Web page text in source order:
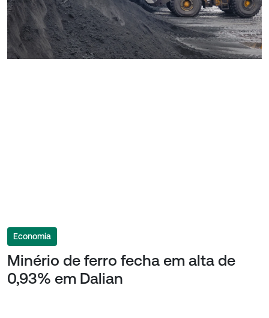
Economia
Minério de ferro fecha em alta de
0,93% em Dalian